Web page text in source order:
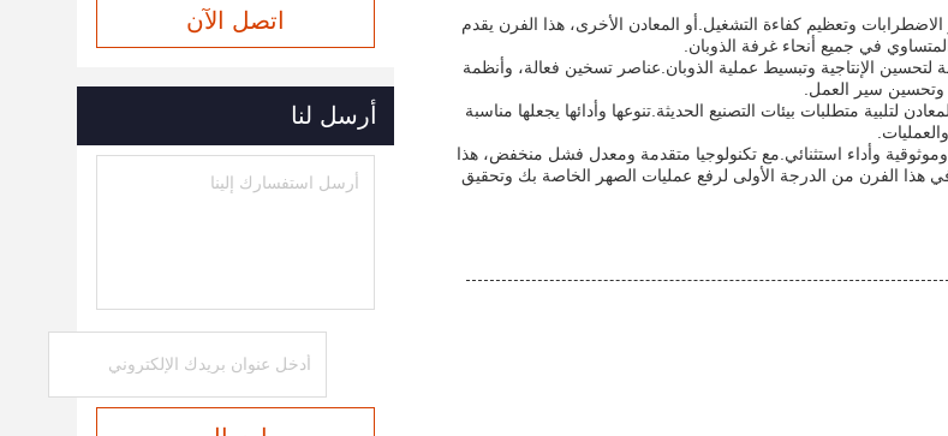
وتعظيم كفاءة التشغيل.أو المعادن الأخرى، هذا الفرن يقدم
في جميع أنحاء غرفة الذوبان.
الإنتاجية وتبسيط عملية الذوبان.عناصر تسخين فعالة، وأنظمة
وتحسين سير العمل.
لتلبية متطلبات بيئات التصنيع الحديثة.تنوعها وأدائها يجعلها مناسبة
وأداء استثنائي.مع تكنولوجيا متقدمة ومعدل فشل منخفض، هذا
هذا الفرن من الدرجة الأولى لرفع عمليات الصهر الخاصة بك وتحقيق
اتصل الآن
أرسل لنا